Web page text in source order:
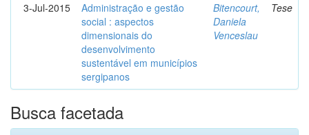
3-Jul-2015
Administração e gestão
social : aspectos
dimensionais do
desenvolvimento
sustentável em municípios
sergipanos
Bitencourt,
Daniela
Venceslau
Tese
Busca facetada